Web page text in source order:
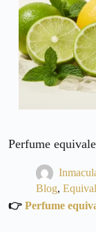
Perfume
Blog,
👉 Perfume